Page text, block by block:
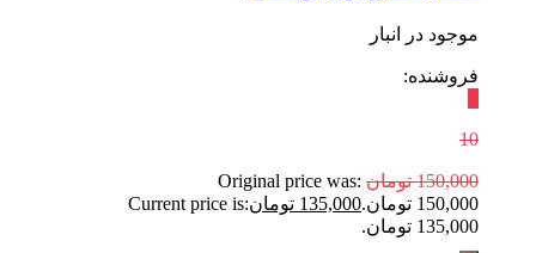
موجود در انبار
فروشنده:
10
150,000 تومان Original price was:
150,000 تومان.
135,000 تومانCurrent price is:
135,000 تومان.